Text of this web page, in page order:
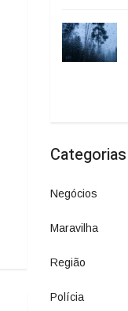
Categorias
Negócios
Maravilha
Região
Polícia